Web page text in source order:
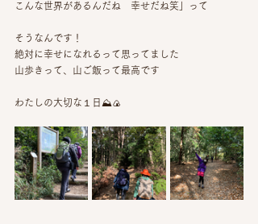
こんな世界があるんだね　幸せだね笑」って
そうなんです！
絶対に幸せになれるって思ってました
山歩きって、山ご飯って最高です
わたしの大切な１日⛰🍙